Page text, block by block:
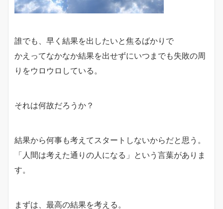
誰でも、早く結果を出したいと焦るばかりで
かえってなかなか結果を出せずにいつまでも失敗の周
りをウロウロしている。
それは何故だろうか？
結果から何事も考えてスタートしないからだと思う。
「人間は考えた通りの人になる」という言葉がありま
す。
まずは、最高の結果を考える。